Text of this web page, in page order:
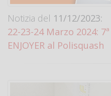
Notizia del 11/12/2023:
22-23-24 Marzo 2024:
ENJOYER al Polisquash